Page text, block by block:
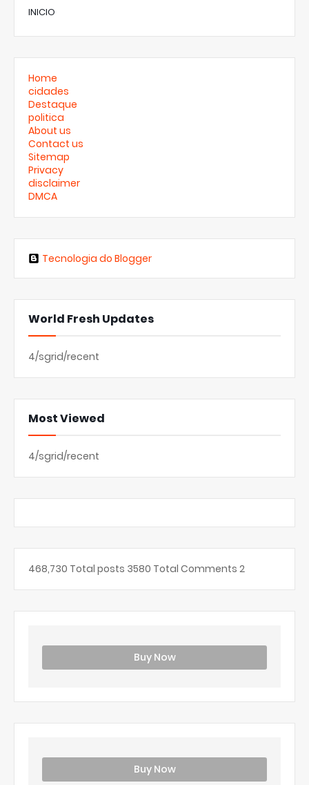
INICIO
Home
cidades
Destaque
politica
About us
Contact us
Sitemap
Privacy
disclaimer
DMCA
Tecnologia do Blogger
World Fresh Updates
4/sgrid/recent
Most Viewed
4/sgrid/recent
468,730 Total posts 3580 Total Comments 2
Buy Now
Buy Now